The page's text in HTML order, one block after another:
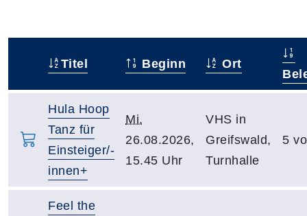
Titel Beginn Ort
Hula Hoop
Tanz für
Einsteiger/-
innen+
Mi.
26.08.2026,
15.45 Uhr
VHS in
Greifswald,
Turnhalle
5
Feel the